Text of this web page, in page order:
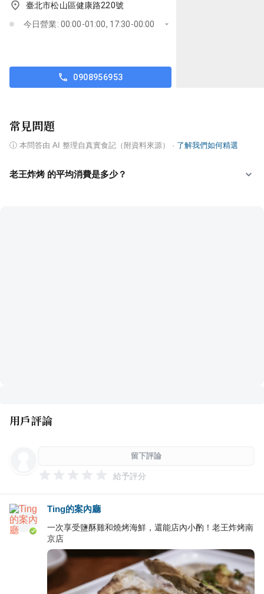
臺北市松山區健康路220號
今日營業: 00:00-01:00, 17:30-00:00
0908956953
常見問題
ⓘ 本問答由 AI 整理自真實食記（附資料來源） · 了解我們如何精選
老王炸烤 的平均消費是多少？
用戶評論
留下評論
給予評分
Ting的案內廳
一次享受鹽酥雞和燒烤海鮮，還能店內小酌！老王炸烤南
京店